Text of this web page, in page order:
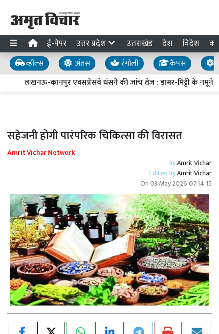
ई-पेपर उत्तर प्रदेश उत्तराखंड देश विदेश
व्हील्स अंतस रंगोली कैंपस
लखनऊ-कानपुर एक्सप्रेसवे धंसने की जांच तेज : डामर-मिट्टी के नमूने
सहेजनी होगी पारंपरिक चिकित्सा की विरासत
Amrit Vichar Network
ByAmrit Vichar
Edited ByAmrit Vichar
On03 May 2026 07:14:15